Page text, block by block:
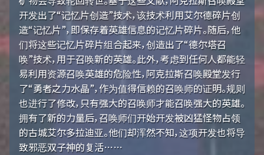
开发出了“记忆片创造”技术，该技术利用艾尔德碎片创
造“记忆片”，即保存着英雄信息的记忆片碎片。随后，他
们将这些记忆片碎片组合起来，创造出了“德尔塔召
唤”技术，用于召唤新的英雄。此外，考虑到任何人都能轻
易利用资源召唤英雄的危险性，阿克拉斯召唤殿堂发行
了“勇者之力水晶”，作为值得信赖的召唤师的证明。规则
也进行了修改，只有强大的召唤师才能召唤强大的英雄。
拥有了新的力量后，召唤师们开始开发被凶猛怪物占领
的古城艾尔多拉迪亚。他们却浑然不知，这项开发也将导
致邪恶双子神的复活……